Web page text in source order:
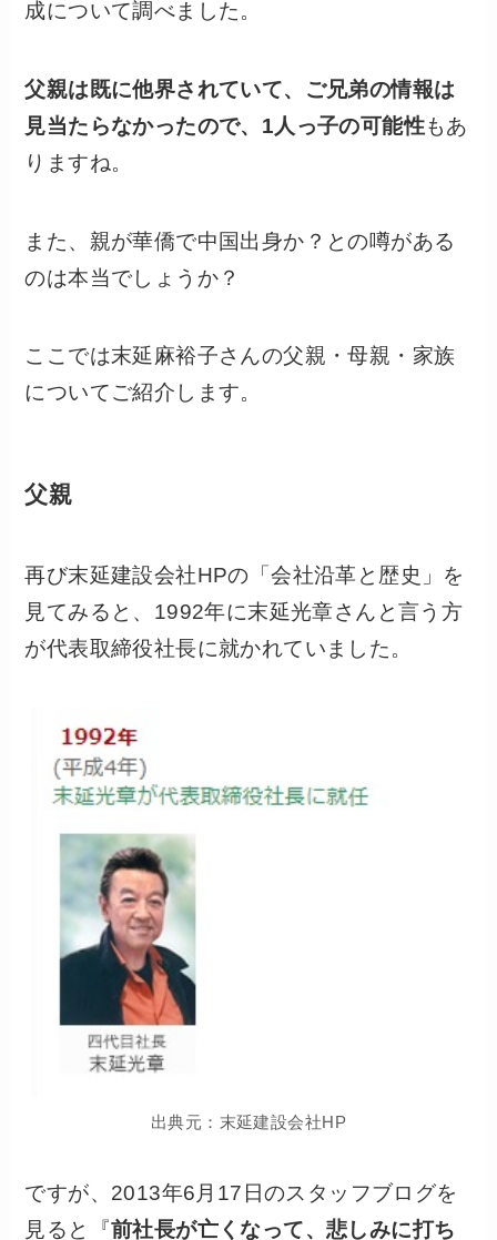
成について調べました。
父親は既に他界されていて、ご兄弟の情報は
見当たらなかったので、1人っ子の可能性もあ
りますね。
また、親が華僑で中国出身か？との噂がある
のは本当でしょうか？
ここでは末延麻裕子さんの父親・母親・家族
についてご紹介します。
父親
再び末延建設会社HPの「会社沿革と歴史」を
見てみると、1992年に末延光章さんと言う方
が代表取締役社長に就かれていました。
出典元：末延建設会社HP
ですが、2013年6月17日のスタッフブログを
見ると『前社長が亡くなって、悲しみに打ち